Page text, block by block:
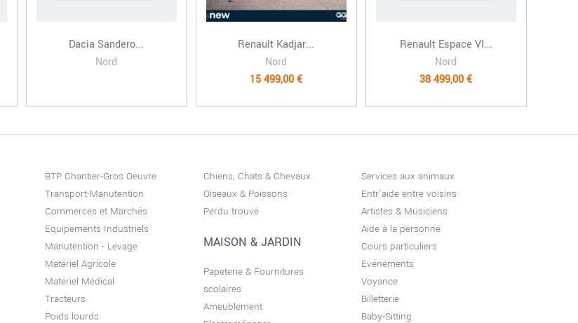
Dacia Sandero...
Nord
Renault Kadjar...
Nord
15 499,00 €
Renault Espace VI...
Nord
38 499,00 €
BTP Chantier-Gros Oeuvre
Transport-Manutention
Commerces et Marchés
Equipements Industriels
Manutention - Levage
Matériel Agricole
Matériel Médical
Tracteurs
Poids lourds
Chiens, Chats & Chevaux
Oiseaux & Poissons
Perdu trouvé
MAISON & JARDIN
Papeterie & Fournitures
scolaires
Ameublement
Services aux animaux
Entr'aide entre voisins
Artistes & Musiciens
Aide à la personne
Cours particuliers
Evénements
Voyance
Billetterie
Baby-Sitting